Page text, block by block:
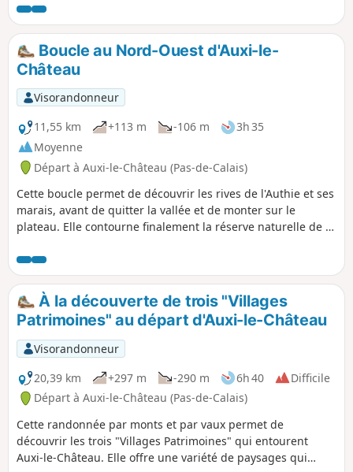
petit cimetière militaire qui nous rappelle, ici aussi, les
horreurs de la guerre. Enfin, profitons des superbes points
de vue sur la vallée et sur la charmante ville d'Auxi.
Boucle au Nord-Ouest d'Auxi-le-
Château
Visorandonneur
11,55 km
+113 m -106 m
3h 35
Moyenne
Départ à Auxi-le-Château (Pas-de-Calais)
Cette boucle permet de découvrir les rives de l'Authie et ses
marais, avant de quitter la vallée et de monter sur le
plateau. Elle contourne finalement la réserve naturelle de la
Château et son église classée du XVe siècle.
À la découverte de trois "Villages
Patrimoines" au départ d'Auxi-le-Château
Visorandonneur
20,39 km
+297 m -290 m 6h 40
Difficile
Départ à Auxi-le-Château (Pas-de-Calais)
Cette randonnée par monts et par vaux permet de
découvrir les trois "Villages Patrimoines" qui entourent
Auxi-le-Château. Elle offre une variété de paysages qui